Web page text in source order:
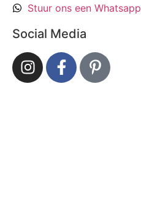
Stuur ons een Whatsapp
Social Media